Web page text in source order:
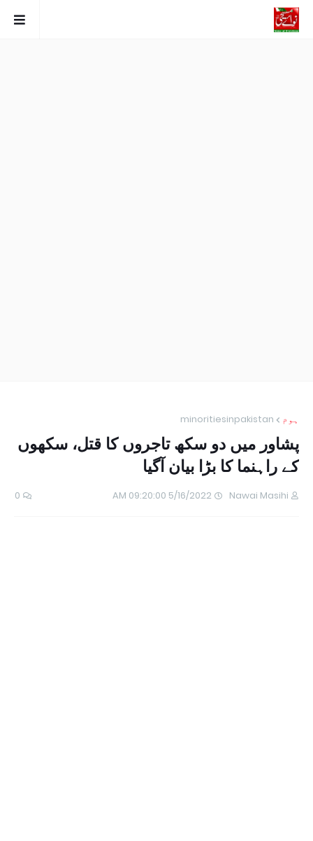
ہوم minoritiesinpakistan
پشاور میں دو سکھ تاجروں کا قتل، سکھوں
کے راہنما کا بڑا بیان آگیا
Nawai Masihi
5/16/2022 09:20:00 AM
0